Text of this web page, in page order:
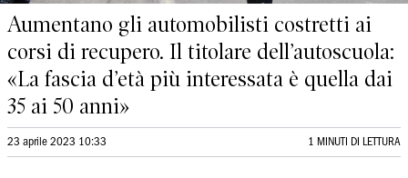
Aumentano gli automobilisti costretti ai
corsi di recupero. Il titolare dell’autoscuola:
«La fascia d’età più interessata è quella dai
35 ai 50 anni»
23 aprile 2023 10:33 1 MINUTI DI LETTURA